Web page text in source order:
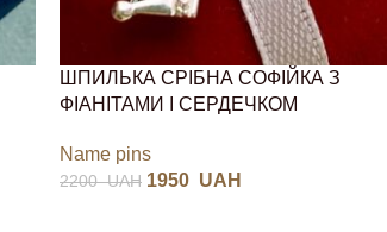
ШПИЛЬКА СРІБНА СОФІЙКА З
ФІАНІТАМИ І СЕРДЕЧКОМ
Name pins
2200UAH 1950 UAH